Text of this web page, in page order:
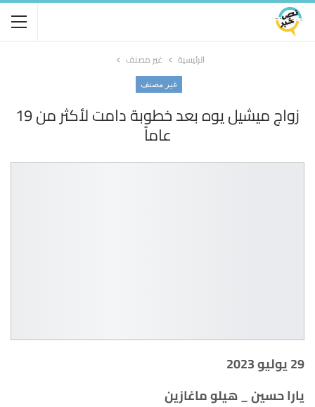
الرئيسية غير مصنف
غير مصنف
زواج ميشيل يوه بعد خطوبة دامت لأكثر من 19
عاماً
29 يوليو 2023
يارا حسين _ هيلو ماغازين